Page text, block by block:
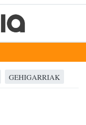
GEHIGARRIAK